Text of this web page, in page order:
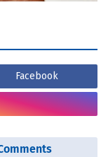
Facebook